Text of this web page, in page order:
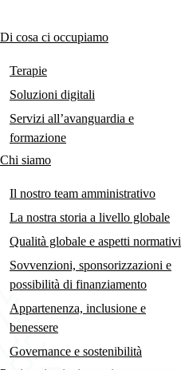
Main
navigation
Di cosa ci occupiamo
Terapie
Soluzioni digitali
Servizi all’avanguardia e
formazione
Chi siamo
Il nostro team amministrativo
La nostra storia a livello globale
Qualità globale e aspetti normativi
Sovvenzioni, sponsorizzazioni e
possibilità di finanziamento
Appartenenza, inclusione e
benessere
Governance e sostenibilità